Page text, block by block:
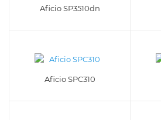
Aficio SP3510dn
Aficio SPC310